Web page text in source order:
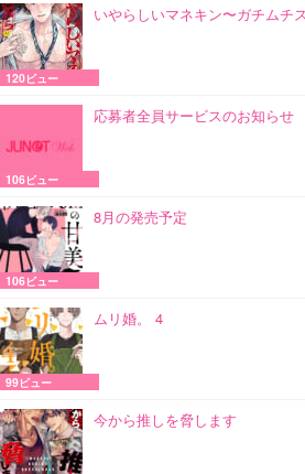
いやらしいマネキン〜ガチムチ
120ビュー
応募者全員サービスのお知らせ
106ビュー
8月の発売予定
106ビュー
ムリ婚。 4
99ビュー
今から推しを脅します